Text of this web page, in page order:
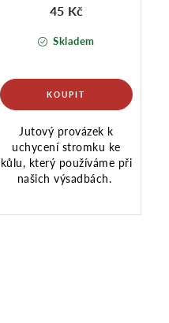
Skladem
45 Kč
Jutový provázek k
uchycení stromku ke
kůlu, který používáme při
našich výsadbách.